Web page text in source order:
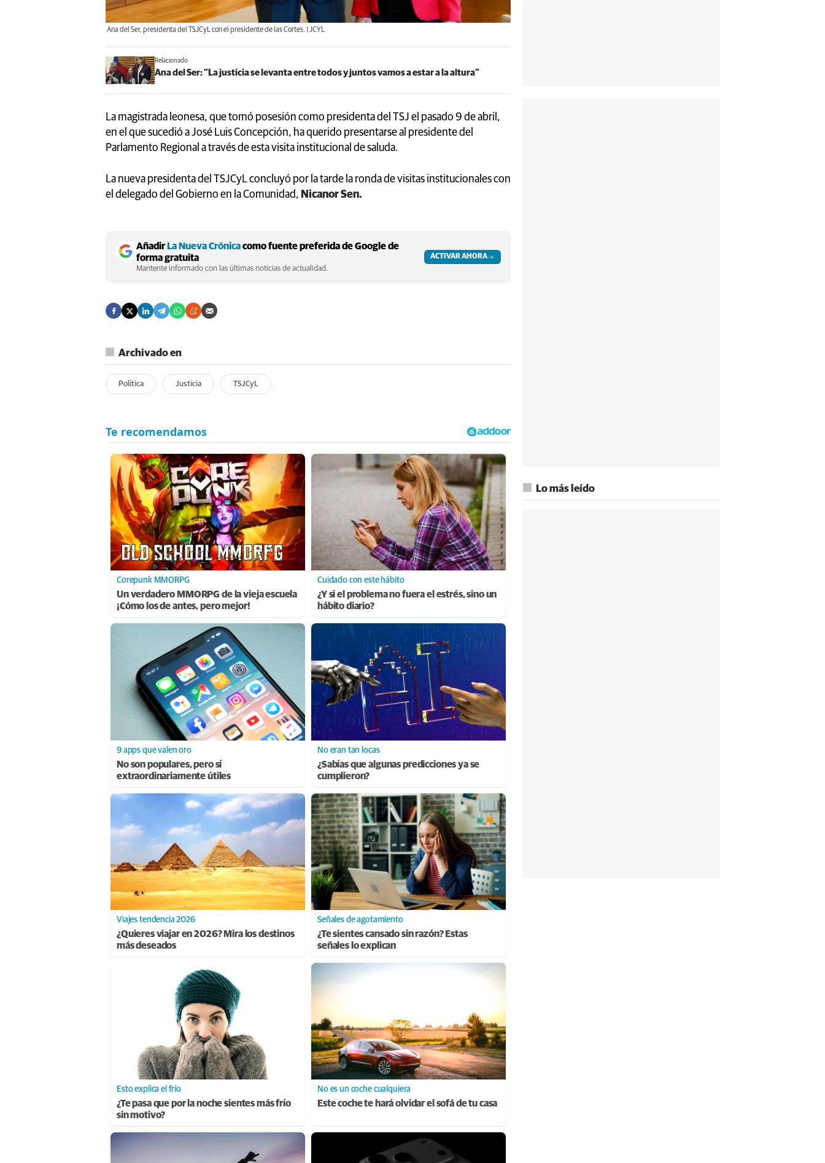
Ana del Ser, presidenta del TSJCyL con el presidente de las Cortes. | JCYL
Relacionado
Ana del Ser: “La justicia se levanta entre todos y juntos vamos a estar a la altura”
La magistrada leonesa, que tomó posesión como presidenta del TSJ el pasado 9 de abril,
en el que sucedió a José Luis Concepción, ha querido presentarse al presidente del
Parlamento Regional a través de esta visita institucional de saluda.
La nueva presidenta del TSJCyL concluyó por la tarde la ronda de visitas institucionales con
el delegado del Gobierno en la Comunidad, Nicanor Sen.
Añadir La Nueva Crónicacomo fuente preferida de Google de
forma gratuita
Mantente informado con las últimas noticias de actualidad.
ACTIVAR AHORA
Archivado en
Política Justicia TSJCyL
Corepunk MMORPG
Un verdadero MMORPG de la vieja escuela
¡Cómo los de antes, pero mejor!
Cuidado con este hábito
¿Y si el problema no fuera el estrés, sino un
hábito diario?
9 apps que valen oro
No son populares, pero sí
extraordinariamente útiles
No eran tan locas
¿Sabías que algunas predicciones ya se
cumplieron?
Viajes tendencia 2026
¿Quieres viajar en 2026? Mira los destinos
más deseados
Señales de agotamiento
¿Te sientes cansado sin razón? Estas
señales lo explican
Esto explica el frío
¿Te pasa que por la noche sientes más frío
sin motivo?
No es un coche cualquiera
Este coche te hará olvidar el sofá de tu casa
Lo más leído